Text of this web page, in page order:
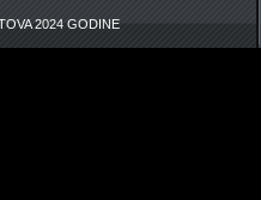
2024 GODINE